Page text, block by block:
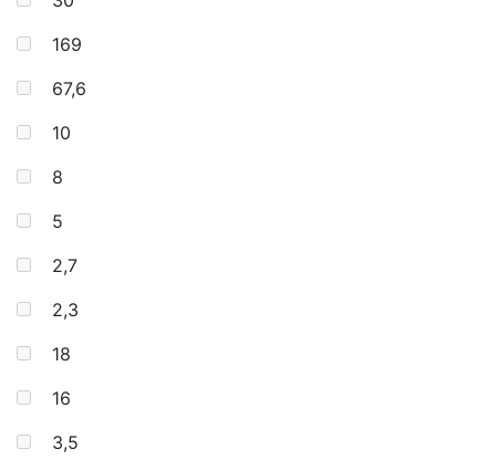
169
67,6
10
8
5
2,7
2,3
18
16
3,5